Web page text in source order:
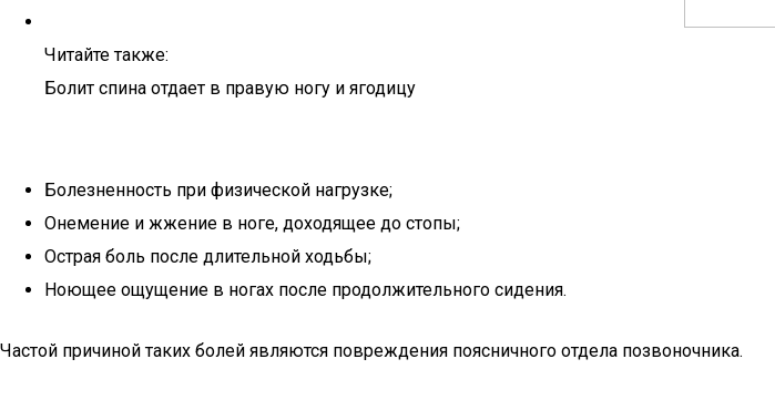
Читайте также:
Болит спина отдает в правую ногу и ягодицу
Болезненность при физической нагрузке;
Онемение и жжение в ноге, доходящее до стопы;
Острая боль после длительной ходьбы;
Ноющее ощущение в ногах после продолжительного сидения.
Частой причиной таких болей являются повреждения поясничного отдела позвоночника.